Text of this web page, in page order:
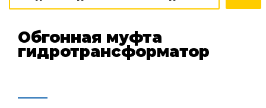
Обгонная муфта
гидротрансформатор